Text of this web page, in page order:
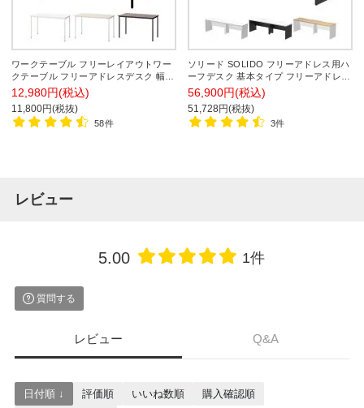
ワークテーブル フリーレイアウトワー
クテーブル フリーアドレスデスク 幅
1200×奥行700×高さ720mm レイアウト
自由 会議テーブル オフィスデスク 作
業台 平机
12,980円(税込)
11,800円(税抜)
58件
ソリード SOLIDO フリーアドレス用ハ
ーフデスク 基本タイプ フリーアドレス
デスク 配線収納 板脚 オフィスデスク
幅2400×奥行600×高さ720mm
56,900円(税込)
51,728円(税抜)
3件
レビュー
5.00 1件
質問する
レビュー Q&A
日付順 ↓ 評価順 いいね数順
購入確認順